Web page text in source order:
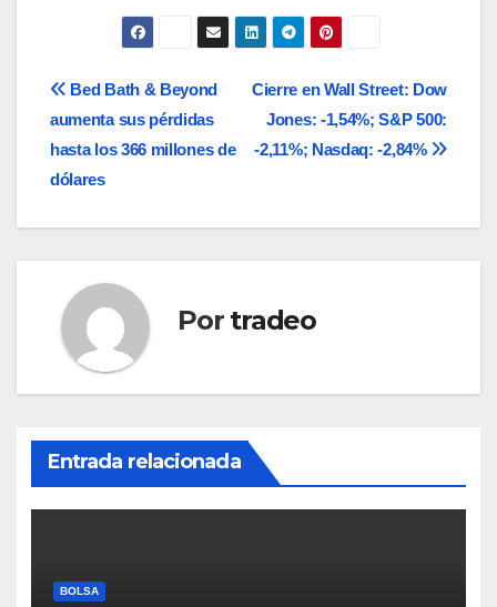
Navegación
de
entradas
Cierre en Wall Street: Dow
Jones: -1,54%; S&P 500:
-2,11%; Nasdaq: -2,84%
Bed Bath & Beyond
aumenta sus pérdidas
hasta los 366 millones de
dólares
Por tradeo
Entrada relacionada
BOLSA